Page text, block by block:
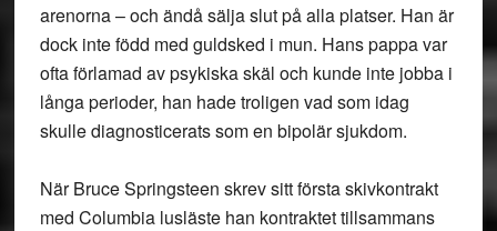
arenorna – och ändå sälja slut på alla platser. Han är
dock inte född med guldsked i mun. Hans pappa var
ofta förlamad av psykiska skäl och kunde inte jobba i
långa perioder, han hade troligen vad som idag
skulle diagnosticerats som en bipolär sjukdom.
När Bruce Springsteen skrev sitt första skivkontrakt
med Columbia lusläste han kontraktet tillsammans